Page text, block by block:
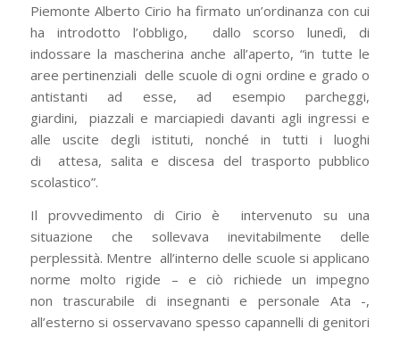
Piemonte Alberto Cirio ha firmato un’ordinanza con cui
ha introdotto l’obbligo,
dallo scorso lunedì, di
indossare la mascherina anche all’aperto, “in tutte le
aree pertinenziali delle scuole di ogni ordine e grado o
antistanti ad esse, ad esempio parcheggi,
giardini,
piazzali e marciapiedi davanti agli ingressi e
alle uscite degli istituti, nonché in tutti i luoghi
di
attesa, salita e discesa del trasporto pubblico
scolastico”.
Il provvedimento di Cirio è
intervenuto su una
situazione che sollevava inevitabilmente delle
perplessità. Mentre all’interno delle scuole si applicano
norme molto rigide – e ciò richiede un impegno
non
trascurabile di insegnanti e personale Ata -,
all’esterno si osservavano spesso capannelli di genitori